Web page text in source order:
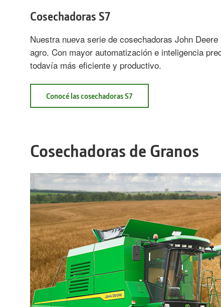
Cosechadoras S7
Nuestra nueva serie de cosechadoras John
agro. Con mayor automatización e inteligencia
todavía más eficiente y productivo. ​
Conocé las cosechadoras S7
Cosechadoras de Granos